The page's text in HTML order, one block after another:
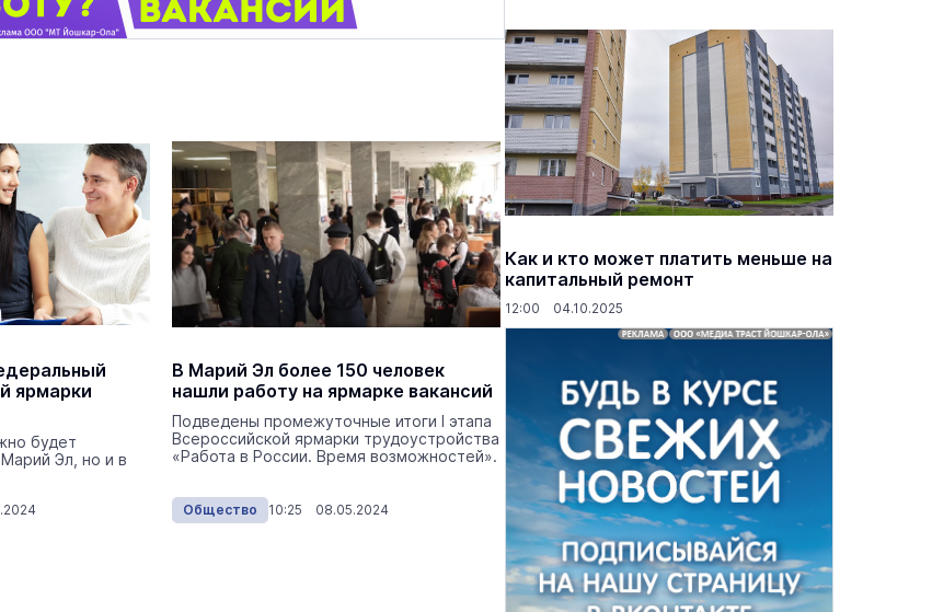
ярмарки
будет
Эл, но и в
В Марий Эл более 150 человек
нашли работу на ярмарке вакансий
Подведены промежуточные итоги I этапа
Всероссийской ярмарки трудоустройства
«Работа в России. Время возможностей».
Общество 10:25 08.05.2024
Как и кто может платить меньше на
капитальный ремонт
12:00 04.10.2025